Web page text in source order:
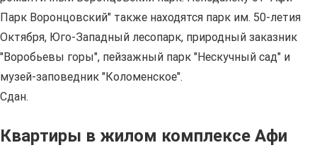
Парк Воронцовский" также находятся парк им. 50-летия
Октября, Юго-Западный лесопарк, природный заказник
"Воробьевы горы", пейзажный парк "Нескучный сад" и
музей-заповедник "Коломенское".
Сдан.
Квартиры в жилом комплексе Афи